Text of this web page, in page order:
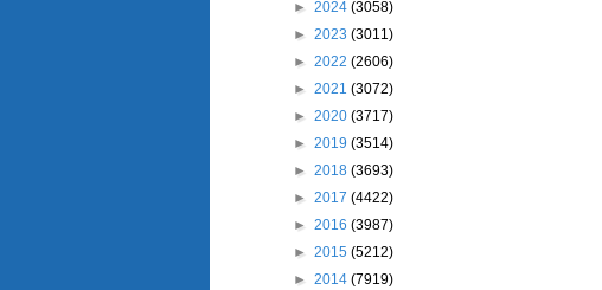
► 2024 (3058)
► 2023 (3011)
► 2022 (2606)
► 2021 (3072)
► 2020 (3717)
► 2019 (3514)
► 2018 (3693)
► 2017 (4422)
► 2016 (3987)
► 2015 (5212)
► 2014 (7919)